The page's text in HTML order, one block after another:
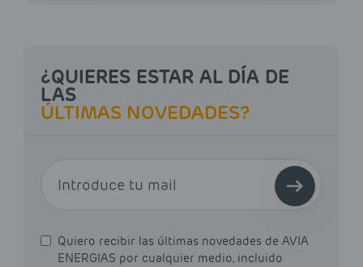
¿QUIERES ESTAR AL DÍA DE
LAS
ÚLTIMAS NOVEDADES?
Quiero recibir las últimas novedades de AVIA
ENERGIAS por cualquier medio, incluido